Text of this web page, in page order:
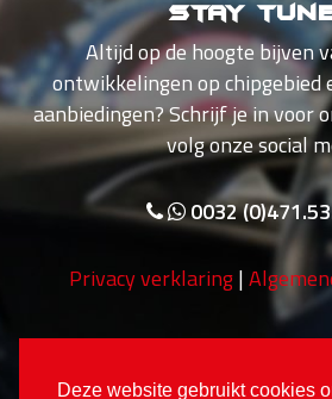
Deze website gebruikt cookies
Stay
Altijd op de hoogte bijven
ontwikkelingen op chipgebied
aanbiedingen? Schrijf je in voor
volg onze social
0032
Privacy verklaring|